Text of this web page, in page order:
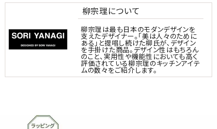
柳宗理について
柳宗理は最も日本のモダンデザインを
支えたデザイナー。「美は人々のために
ある」と提唱し続けた柳氏が、デザイン
を手掛けた商品。デザイン性はもちろん
のこと、実用性や機能性においても高く
評価されている柳宗理のキッチンアイテ
ムの数々をご紹介します。